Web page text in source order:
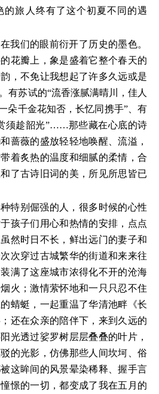
的旅人终有了这个初夏不同的遇
我们的眼前衍开了历史的墨色。
花瓣上，象是盛着它整个春天的
，不免让我想起了许多久远或是
有苏试的“流香涨腻满晴川，佳人
朵千金花知否，长忆同携手”、有
须趁韶光”……那些藏在心底的诗
蔷薇的盛放轻轻地唤醒、流溢，
着炙热的温度和细腻的柔情，合
了古诗旧词的美，所见所思皆已
特别倔强的人，很多时候的心性
孩子们用心和热情的安排，点点
然时日不长，鲜出远门的妻子和
次穿过古城繁华的街道和来来往
满了这座城市浓得化不开的沧海
火；激情萦怀地和一只只忍不住
蜻蜓，一起重温了华清池畔《长
还在众亲的陪伴下，来到久远的
光透过娑罗树层层叠叠的叶片，
的光影，仿佛那些人间坎坷、俗
这眸间的风景晕染稀释、握手言
憬的一切，都变成了我在五月的